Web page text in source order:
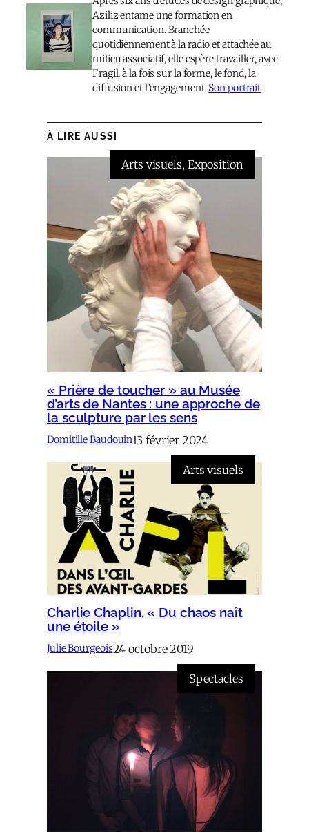
Aziliz entame une formation en
communication. Branchée
quotidiennement à la radio et attachée au
milieu associatif, elle espère travailler, avec
Fragil, à la fois sur la forme, le fond, la
diffusion et l’engagement.Son portrait
À LIRE AUSSI
Arts visuels, Exposition
« Prière de toucher » au Musée
d’arts de Nantes : une approche de
la sculpture par les sens
Domitille Baudouin13 février 2024
Arts visuels
Charlie Chaplin, « Du chaos naît
une étoile »
Julie Bourgeois24 octobre 2019
Spectacles